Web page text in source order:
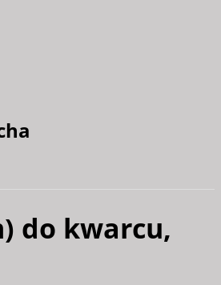
do kwarcu,